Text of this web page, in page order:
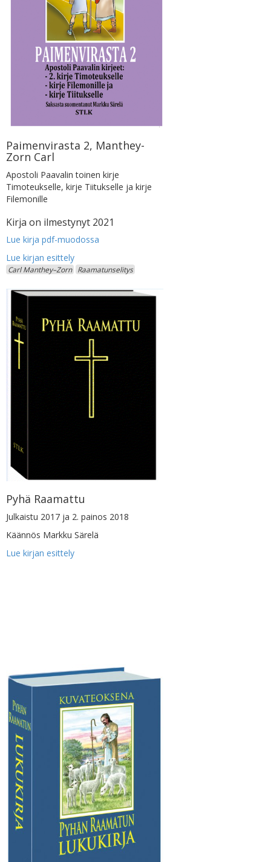
Paimenvirasta 2, Manthey-
Zorn Carl
Apostoli Paavalin toinen kirje
Timoteukselle, kirje Tiitukselle ja kirje
Filemonille
Kirja on ilmestynyt 2021
Lue kirja pdf-muodossa
Carl Manthey–Zorn Raamatunselitys
Pyhä Raamattu
Julkaistu 2017 ja 2. painos 2018
Käännös Markku Särelä